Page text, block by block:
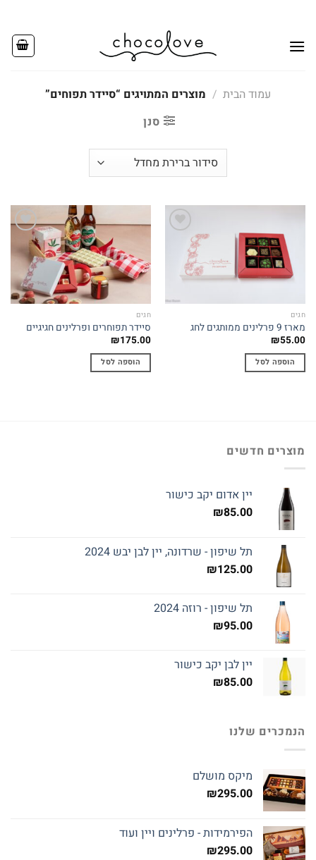
content
עמוד הבית / מוצרים המתויגים “סיידר תפוחים”
סנן
wishlist
חגים
מארז 9 פרלינים ממותגים לחג
₪55.00
הוספה לסל
Add to
wishlist
חגים
סיידר תפוחרים ופרלינים חגיגיים
₪175.00
הוספה לסל
מוצרים חדשים
יין אדום יקב כישור
₪85.00
תל שיפון - שרדונה, יין לבן יבש 2024
₪125.00
תל שיפון - רוזה 2024
₪95.00
יין לבן יקב כישור
₪85.00
הנמכרים שלנו
מיקס מושלם
₪295.00
הפירמידות - פרלינים ויין ועוד
₪295.00